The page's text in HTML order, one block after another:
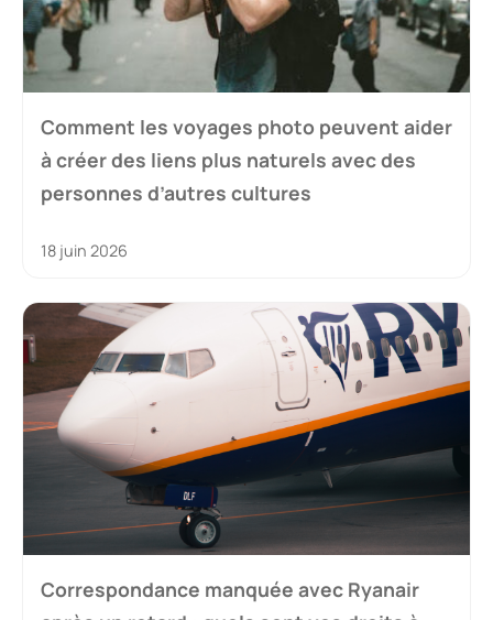
Comment les voyages photo peuvent aider
à créer des liens plus naturels avec des
personnes d’autres cultures
18 juin 2026
Correspondance manquée avec Ryanair